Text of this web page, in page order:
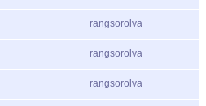
rangsorolva
rangsorolva
rangsorolva